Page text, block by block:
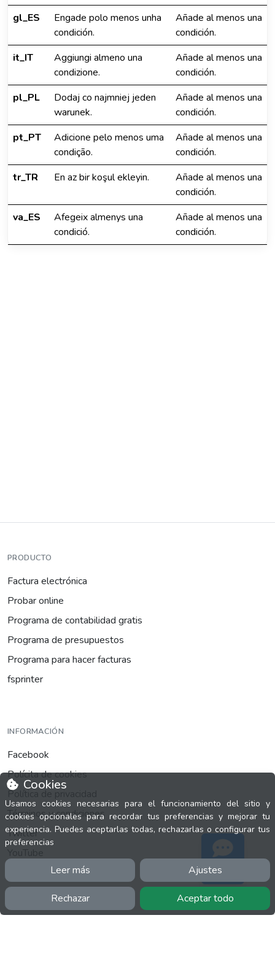
gl_ES
Engade polo menos unha
condición.
Añade al menos una
condición.
it_IT
Aggiungi almeno una
condizione.
Añade al menos una
condición.
pl_PL
Dodaj co najmniej jeden
warunek.
Añade al menos una
condición.
pt_PT
Adicione pelo menos uma
condição.
Añade al menos una
condición.
tr_TR
En az bir koşul ekleyin.
Añade al menos una
condición.
va_ES
Afegeix almenys una
condició.
Añade al menos una
condición.
Cookies
Usamos cookies necesarias para el funcionamiento del sitio y
cookies opcionales para recordar tus preferencias y mejorar tu
experiencia. Puedes aceptarlas todas, rechazarlas o configurar tus
preferencias
Leer más Ajustes
Rechazar Aceptar todo
PRODUCTO
Factura electrónica
Probar online
Programa de contabilidad gratis
Programa de presupuestos
Programa para hacer facturas
fsprinter
INFORMACIÓN
Facebook
Polícita de cookies
Política de privacidad
Términos y condiciones
Twitter
Soporte